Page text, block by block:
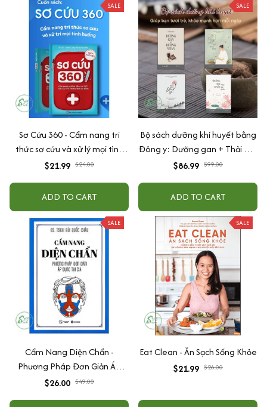
SALE
Sơ Cứu 360 - Cẩm nang tri
thức sơ cứu và xử lý mọi tình
huống
$21.99 $24.00
ADD TO CART
SALE
Bộ sách dưỡng khí huyết bằng
Đông y: Dưỡng gan + Thải độc
+ Tinh hoa đông y + Khí huyết
$86.99 $99.00
ADD TO CART
SALE
Cẩm Nang Diện Chẩn -
Phương Pháp Đơn Giản Áp
Dụng Tại Gia
$26.00 $49.00
SALE
Eat Clean - Ăn Sạch Sống Khỏe
$21.99 $26.00